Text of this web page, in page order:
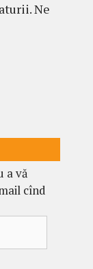
Ne
a vă
cînd